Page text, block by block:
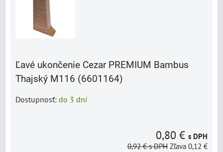
Ľavé ukončenie Cezar PREMIUM Bambus
Thajský M116 (6601164)
Dostupnosť: do 3 dní
0,80 € s DPH
0,92 €s DPH Zľava 0,12 €